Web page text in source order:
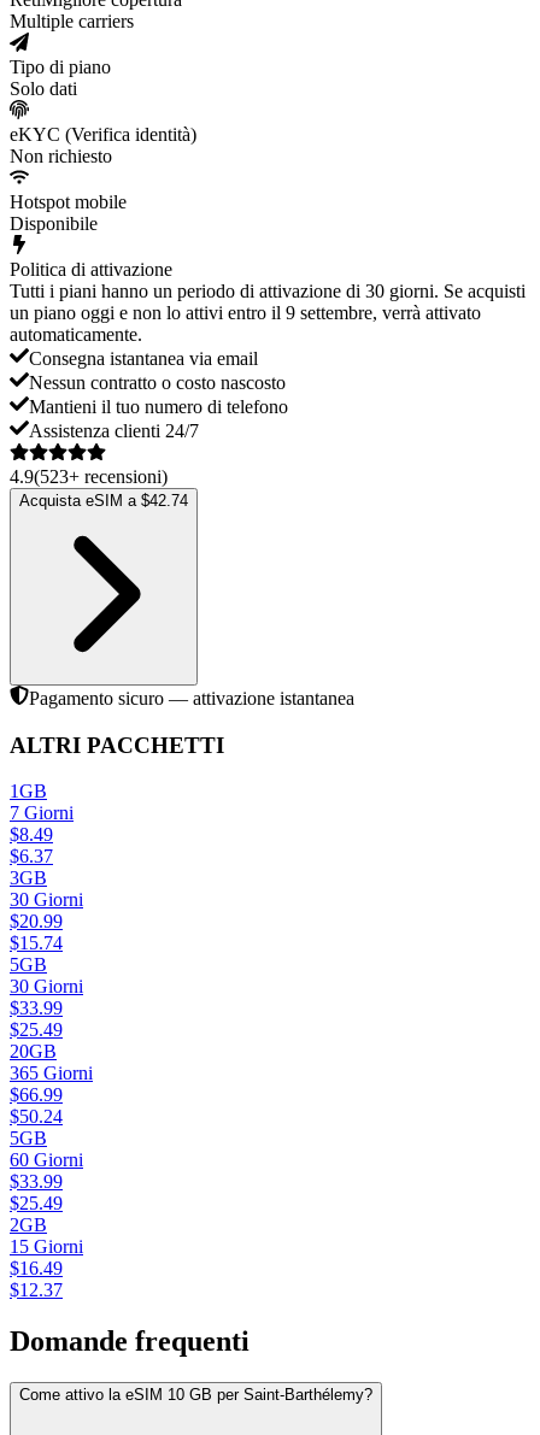
Multiple carriers
Tipo di piano
Solo dati
eKYC (Verifica identità)
Non richiesto
Hotspot mobile
Disponibile
Politica di attivazione
Tutti i piani hanno un periodo di attivazione di 30 giorni. Se acquisti
un piano oggi e non lo attivi entro il 9 settembre, verrà attivato
automaticamente.
Consegna istantanea via email
Nessun contratto o costo nascosto
Mantieni il tuo numero di telefono
Assistenza clienti 24/7
4.9(523+ recensioni)
Acquista eSIM a $42.74
Pagamento sicuro — attivazione istantanea
ALTRI PACCHETTI
1GB
7 Giorni
$8.49
$6.37
3GB
30 Giorni
$20.99
$15.74
5GB
30 Giorni
$33.99
$25.49
20GB
365 Giorni
$66.99
$50.24
5GB
60 Giorni
$33.99
$25.49
2GB
15 Giorni
$16.49
$12.37
Domande frequenti
Come attivo la eSIM 10 GB per Saint-Barthélemy?